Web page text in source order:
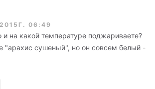
06:49
и на какой температуре поджариваете?
"арахис сушеный", но он совсем белый -